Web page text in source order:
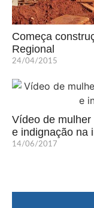
Começa
Regional
24/04/2015
Vídeo de
e indignação na
14/06/2017